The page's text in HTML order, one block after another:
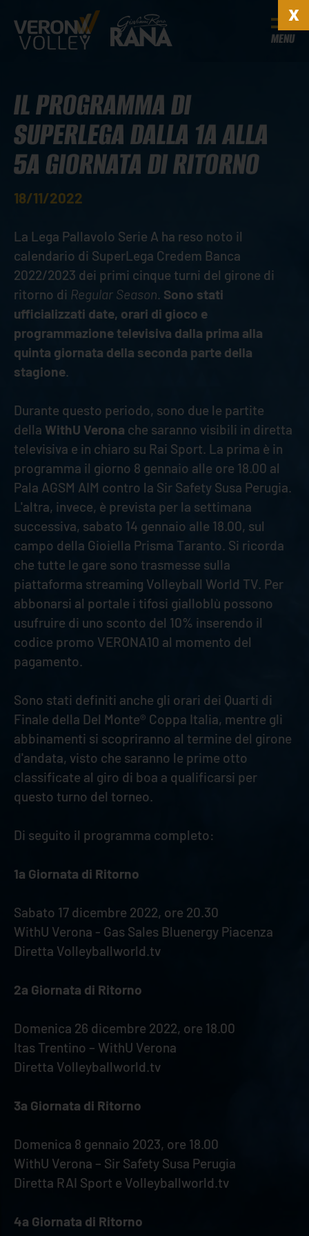
MENU
IL PROGRAMMA DI
SUPERLEGA DALLA 1A ALLA
5A GIORNATA DI RITORNO
18/11/2022
La Lega Pallavolo Serie A ha reso noto il
calendario di SuperLega Credem Banca
2022/2023 dei primi cinque turni del girone di
ritorno di Regular Season. Sono stati
ufficializzati date, orari di gioco e
programmazione televisiva dalla prima alla
quinta giornata della seconda parte della
stagione.
Durante questo periodo, sono due le partite
della WithU Verona che saranno visibili in diretta
televisiva e in chiaro su Rai Sport. La prima è in
programma il giorno 8 gennaio alle ore 18.00 al
Pala AGSM AIM contro la Sir Safety Susa Perugia.
L'altra, invece, è prevista per la settimana
successiva, sabato 14 gennaio alle 18.00, sul
campo della Gioiella Prisma Taranto. Si ricorda
che tutte le gare sono trasmesse sulla
piattaforma streaming Volleyball World TV. Per
abbonarsi al portale i tifosi gialloblù possono
usufruire di uno sconto del 10% inserendo il
codice promo VERONA10 al momento del
pagamento.
Sono stati definiti anche gli orari dei Quarti di
Finale della Del Monte® Coppa Italia, mentre gli
abbinamenti si scopriranno al termine del girone
d'andata, visto che saranno le prime otto
classificate al giro di boa a qualificarsi per
questo turno del torneo.
Di seguito il programma completo:
1a Giornata di Ritorno
Sabato 17 dicembre 2022, ore 20.30
WithU Verona - Gas Sales Bluenergy Piacenza
Diretta Volleyballworld.tv
2a Giornata di Ritorno
Domenica 26 dicembre 2022, ore 18.00
Itas Trentino – WithU Verona
Diretta Volleyballworld.tv
3a Giornata di Ritorno
Domenica 8 gennaio 2023, ore 18.00
WithU Verona – Sir Safety Susa Perugia
Diretta RAI Sport e Volleyballworld.tv
4a Giornata di Ritorno